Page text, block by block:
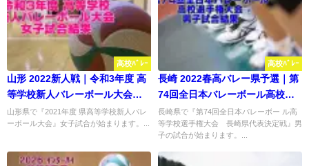
高校ﾊﾞﾚｰ
山形 2022新人戦｜令和3年度 高
等学校新人バレーボール大会
女子試合結果
山形県で『2021年度 県高等学校新人バレ
ーボール大会』女子試合が始まります。...
高校ﾊﾞﾚｰ
長崎 2022春高バレー県予選｜第
74回全日本バレーボール高校選
手権大会 男子試合結果
長崎県で『第74回全日本バレーボー ル高
等学校選手権大会 長崎県代表決定戦』男
子の試合が始まります。...